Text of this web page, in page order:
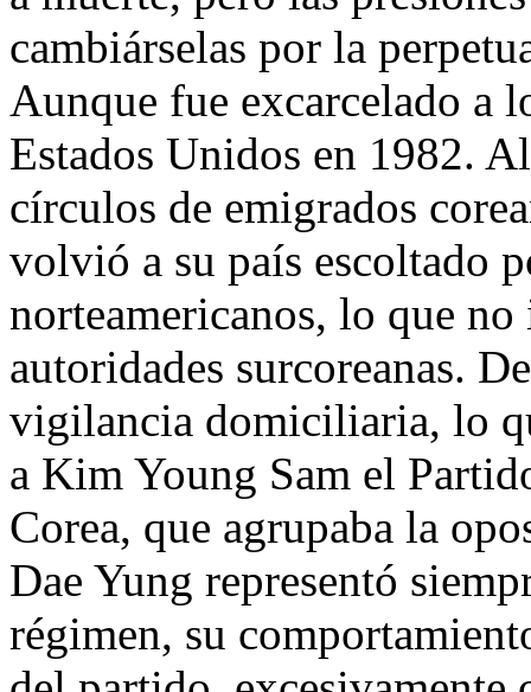
cambiárselas por la
Aunque fue excarcelado a
Estados Unidos en 1982.
círculos de emigrados
volvió a su país escoltado
norteamericanos, lo que
autoridades surcoreanas.
vigilancia domiciliaria, lo
a Kim Young Sam el
Corea, que agrupaba la
Dae Yung representó
régimen, su